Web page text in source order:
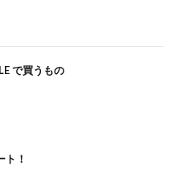
で買うもの
！